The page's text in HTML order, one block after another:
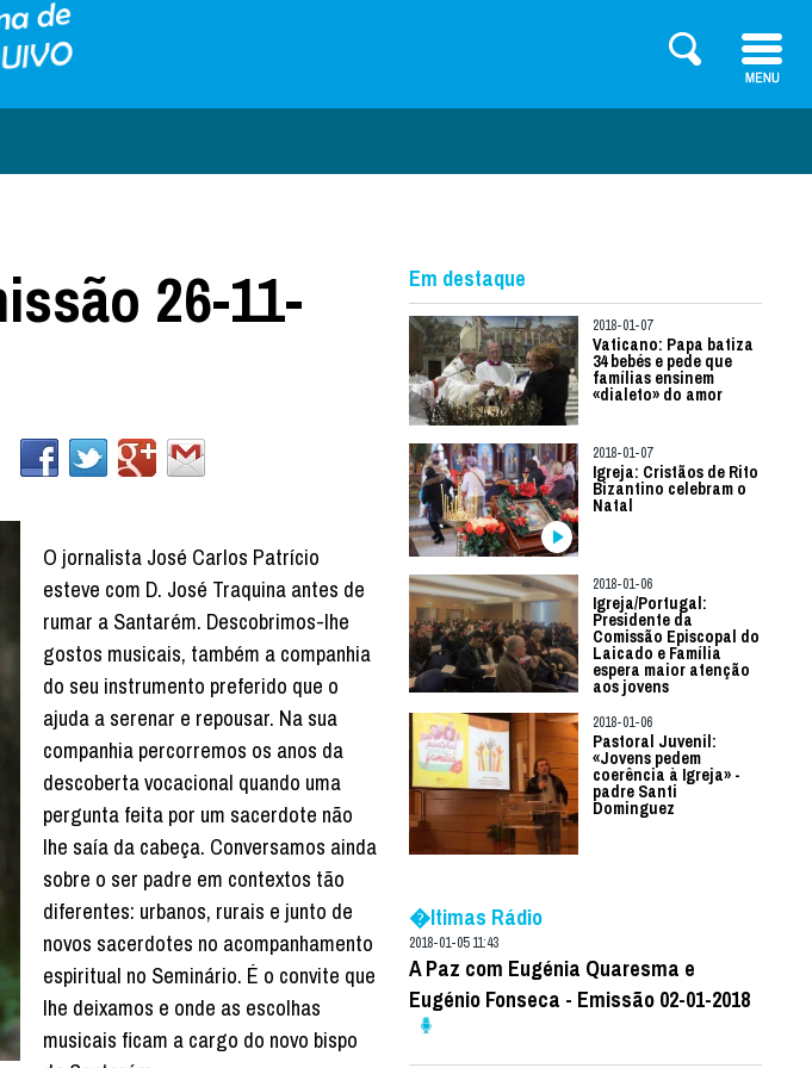
26-11-
O jornalista José Carlos Patrício
esteve com D. José Traquina antes de
rumar a Santarém. Descobrimos-lhe
gostos musicais, também a companhia
do seu instrumento preferido que o
ajuda a serenar e repousar. Na sua
companhia percorremos os anos da
descoberta vocacional quando uma
pergunta feita por um sacerdote não
lhe saía da cabeça. Conversamos ainda
sobre o ser padre em contextos tão
diferentes: urbanos, rurais e junto de
novos sacerdotes no acompanhamento
espiritual no Seminário. É o convite que
lhe deixamos e onde as escolhas
musicais ficam a cargo do novo bispo
Em destaque
2018-01-07
Vaticano: Papa batiza
34 bebés e pede que
famílias ensinem
«dialeto» do amor
2018-01-07
Igreja: Cristãos de Rito
Bizantino celebram o
Natal
2018-01-06
Igreja/Portugal:
Presidente da
Comissão Episcopal do
Laicado e Família
espera maior atenção
aos jovens
2018-01-06
Pastoral Juvenil:
«Jovens pedem
coerência à Igreja» -
padre Santi
Dominguez
�ltimas Rádio
2018-01-05 11:43
A Paz com Eugénia Quaresma e
Eugénio Fonseca - Emissão 02-01-2018